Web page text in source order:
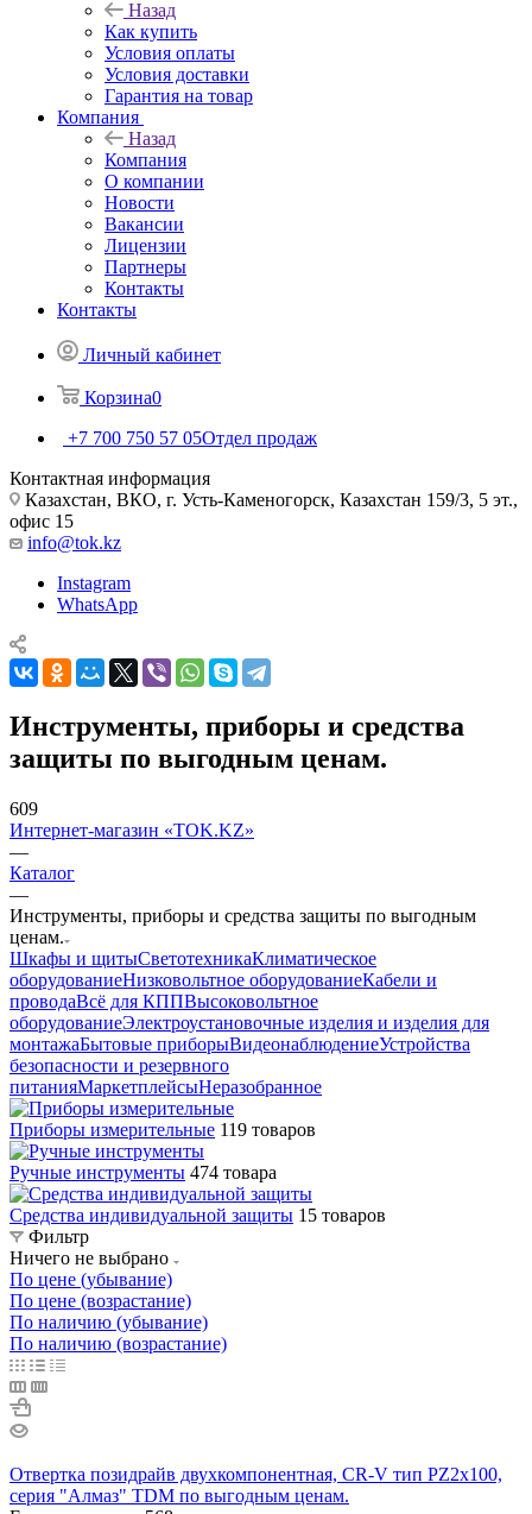
Назад
Как купить
Условия оплаты
Условия доставки
Гарантия на товар
Компания
Назад
Компания
О компании
Новости
Вакансии
Лицензии
Партнеры
Контакты
Контакты
Личный кабинет
Корзина0
+7 700 750 57 05Отдел продаж
Контактная информация
Казахстан, ВКО, г. Усть-Каменогорск, Казахстан 159/3, 5 эт.,
офис 15
info@tok.kz
Instagram
WhatsApp
Инструменты, приборы и средства
защиты по выгодным ценам.
609
Интернет-магазин «TOK.KZ»
—
Каталог
—
Инструменты, приборы и средства защиты по выгодным
ценам.
Шкафы и щитыСветотехникаКлиматическое
оборудованиеНизковольтное оборудованиеКабели и
проводаВсё для КППВысоковольтное
оборудованиеЭлектроустановочные изделия и изделия для
монтажаБытовые приборыВидеонаблюдениеУстройства
безопасности и резервного
питанияМаркетплейсыНеразобранное
Приборы измерительные 119 товаров
Ручные инструменты 474 товара
Средства индивидуальной защиты 15 товаров
Фильтр
Ничего не выбрано
По цене (убывание)
По цене (возрастание)
По наличию (убывание)
По наличию (возрастание)
Отвертка позидрайв двухкомпонентная, CR-V тип PZ2x100,
серия "Алмаз" TDM по выгодным ценам.